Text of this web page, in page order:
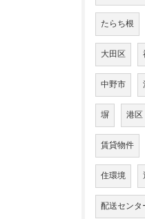
たらち根
大田区
中野市
塀 港区
賃貸物件
住環境
配送センタ